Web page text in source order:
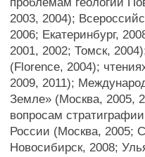
2003, 2004);
2006; Екатеринбург,
2001, 2002; Томск,
(Florence, 2004);
2009, 2011);
Земле» (Москва, 2005,
вопросам
России (Москва, 2005;
Новосибирск, 2008;